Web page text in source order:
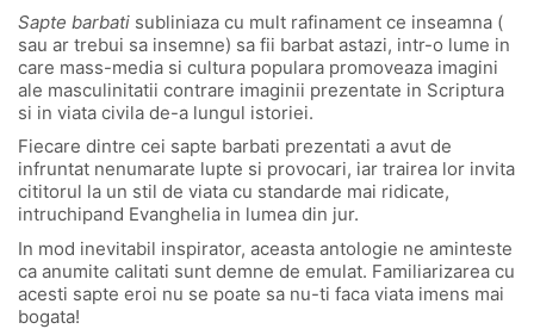
Sapte barbati subliniaza cu mult rafinament ce inseamna (
sau ar trebui sa insemne) sa fii barbat astazi, intr-o lume in
care mass-media si cultura populara promoveaza imagini
ale masculinitatii contrare imaginii prezentate in Scriptura
si in viata civila de-a lungul istoriei.
Fiecare dintre cei sapte barbati prezentati a avut de
infruntat nenumarate lupte si provocari, iar trairea lor invita
cititorul la un stil de viata cu standarde mai ridicate,
intruchipand Evanghelia in lumea din jur.
In mod inevitabil inspirator, aceasta antologie ne aminteste
ca anumite calitati sunt demne de emulat. Familiarizarea cu
acesti sapte eroi nu se poate sa nu-ti faca viata imens mai
bogata!